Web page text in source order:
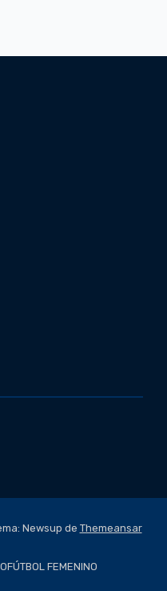
Newsup de Themeansar
FÚTBOL FEMENINO